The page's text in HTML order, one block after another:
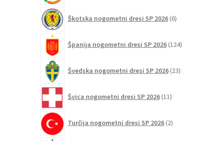
Škotska nogometni dresi SP 2026 6izdelkov
Španija nogometni dresi SP 2026 124izdelkov
Švedska nogometni dresi SP 2026 23izdelkov
Švica nogometni dresi SP 2026 11izdelkov
Turčija nogometni dresi SP 2026 2izdelka